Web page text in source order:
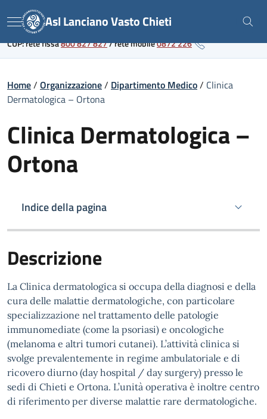
to
content
Link al portale sanitario regionale
Menu Asl Lanciano Vasto Chieti
CUP: rete fissa800 827 827/rete mobile0872 226
Home/ Organizzazione/ Dipartimento Medico/ Clinica
Dermatologica – Ortona
Clinica Dermatologica –
Ortona
Indice della pagina
Descrizione
La Clinica dermatologica si occupa della diagnosi e della
cura delle malattie dermatologiche, con particolare
specializzazione nel trattamento delle patologie
immunomediate (come la psoriasi) e oncologiche
(melanoma e altri tumori cutanei). L’attività clinica si
svolge prevalentemente in regime ambulatoriale e di
ricovero diurno (day hospital / day surgery) presso le
sedi di Chieti e Ortona. L’unità operativa è inoltre centro
di riferimento per diverse malattie rare dermatologiche.